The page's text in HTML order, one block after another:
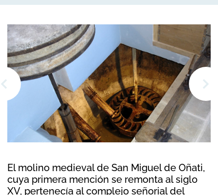
El molino medieval de San Miguel de Oñati,
cuya primera mención se remonta al siglo
XV, pertenecía al complejo señorial del